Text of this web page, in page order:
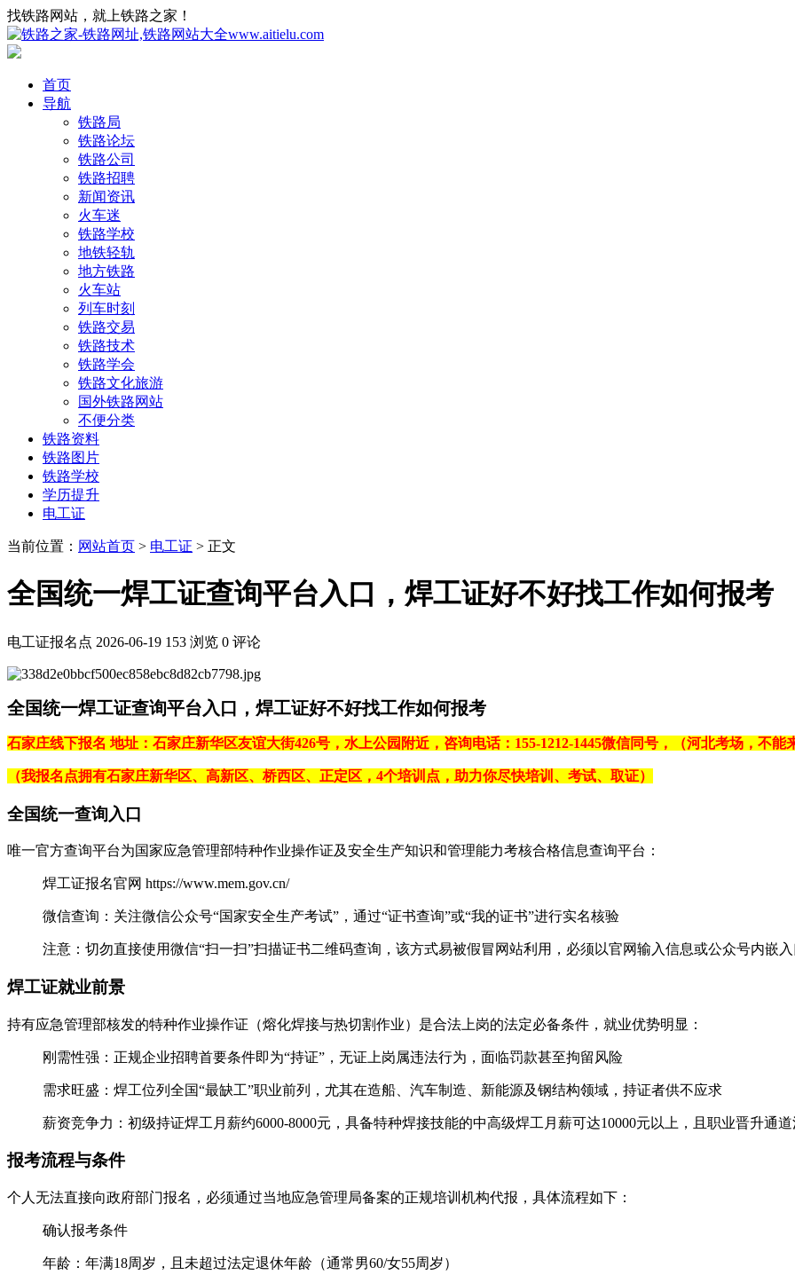
找铁路网站，就上铁路之家！
首页
导航
铁路局
铁路论坛
铁路公司
铁路招聘
新闻资讯
火车迷
铁路学校
地铁轻轨
地方铁路
火车站
列车时刻
铁路交易
铁路技术
铁路学会
铁路文化旅游
国外铁路网站
不便分类
铁路资料
铁路图片
铁路学校
学历提升
电工证
当前位置： 网站首页 > 电工证 > 正文
全国统一焊工证查询平台入口，焊工证好不好找工作如何报考
电工证报名点 2026-06-19 153 浏览 0 评论
全国统一焊工证查询平台入口，焊工证好不好找工作如何报考
石家庄线下报名 地址：石家庄新华区友谊大街426号，水上公园附近，咨询电话：155-1212-1445微信同号，（河北考场，不能
（我报名点拥有石家庄新华区、高新区、桥西区、正定区，4个培训点，助力你尽快培训、考试、取证）
全国统一查询入口
‌唯一官方查询平台‌为国家应急管理部特种作业操作证及安全生产知识和管理能力考核合格信息查询平台：
‌焊工证报名官网 https://www.mem.gov.cn/
‌微信查询‌：关注微信公众号“‌国家安全生产考试‌”，通过“证书查询”或“我的证书”进行实名核验
注意‌：切勿直接使用微信“扫一扫”扫描证书二维码查询，该方式易被假冒网站利用，必须以官网输入信息或公众号内嵌入
焊工证就业前景
持有应急管理部核发的‌特种作业操作证‌（熔化焊接与热切割作业）是合法上岗的‌法定必备条件‌，就业优势明显：
‌刚需性强‌：正规企业招聘首要条件即为“持证”，无证上岗属违法行为，面临罚款甚至拘留风险
‌需求旺盛‌：焊工位列全国“最缺工”职业前列，尤其在造船、汽车制造、新能源及钢结构领域，持证者供不应求
薪资竞争力‌：初级持证焊工月薪约6000-8000元，具备特种焊接技能的中高级焊工月薪可达10000元以上，且职业晋升通道
报考流程与条件
个人‌无法直接向政府部门报名‌，必须通过当地应急管理局备案的‌正规培训机构‌代报，具体流程如下：
‌确认报考条件‌
‌年龄‌：年满18周岁，且未超过法定退休年龄（通常男60/女55周岁）